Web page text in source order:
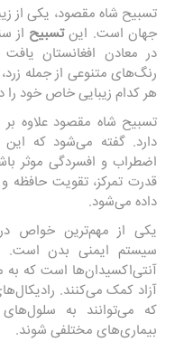
تسبیح شاه مقصود، یکی از
جهان است. اینتسبیح از
در معادن افغانستان
رنگ‌های متنوعی از جمله
هر کدام زیبایی خاص خود را
تسبیح شاه مقصود علاوه
دارد. گفته می‌شود که
اضطراب و افسردگی موثر
قدرت تمرکز، تقویت
داده می‌شود.
یکی از مهم‌ترین خواص
سیستم ایمنی بدن است.
آنتی‌اکسیدان‌ها است که به
آزاد کمک می‌کنند.
که می‌توانند به
بیماری‌های مختلفی شوند.